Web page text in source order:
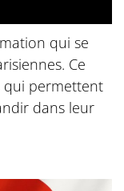
qui se
Ce
qui permettent
dans leur